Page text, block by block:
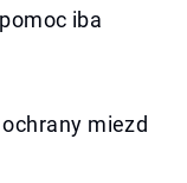
iba
miezd